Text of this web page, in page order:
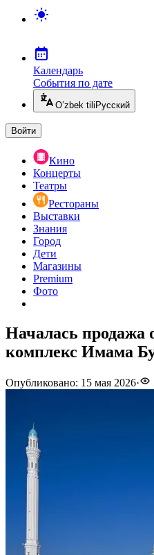
Календарь
События по дате
O’zbek tili Русский
Войти
Кино
Концерты
Театры
Рестораны
Выставки
Знания
Город
Дети
Магазины
Premium
Фото
Началась продажа
комплекс Имама
Опубликовано: 15 мая 2026·